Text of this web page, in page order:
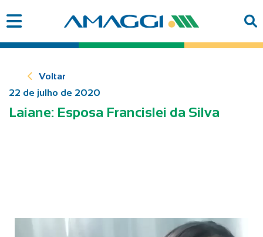
Voltar
22 de julho de 2020
Laiane: Esposa Francislei da Silva